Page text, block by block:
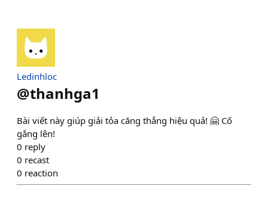
Ledinhloc
@thanhga1
Bài viết này giúp giải tỏa căng thẳng hiệu quả! 🤗 Cố
gắng lên!
0 reply
0 recast
0 reaction